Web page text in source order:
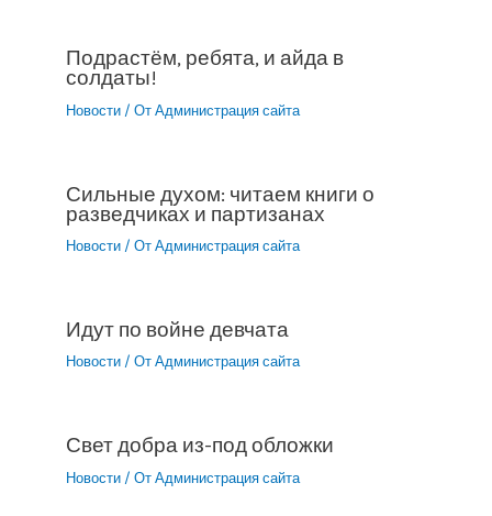
Подрастём, ребята, и айда в
солдаты!
Новости / От Администрация сайта
Сильные духом: читаем книги о
разведчиках и партизанах
Новости / От Администрация сайта
Идут по войне девчата
Новости / От Администрация сайта
Свет добра из-под обложки
Новости / От Администрация сайта